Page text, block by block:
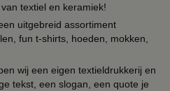
textiel en keramiek!
uitgebreid assortiment
fun t-shirts, hoeden, mokken,
wij een eigen textieldrukkerij en
tekst, een slogan, een quote je